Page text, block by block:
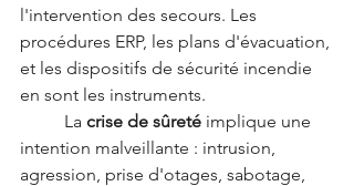
l'intervention des secours. Les
procédures ERP, les plans d'évacuation,
et les dispositifs de sécurité incendie
en sont les instruments.
	La
crise de sûreté implique une
intention malveillante : intrusion,
agression, prise d'otages, sabotage,